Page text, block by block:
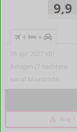
9,9
+ +
06 apr 2027 (di)
8 dagen (7 nachten)
vanaf Maastricht
Nog